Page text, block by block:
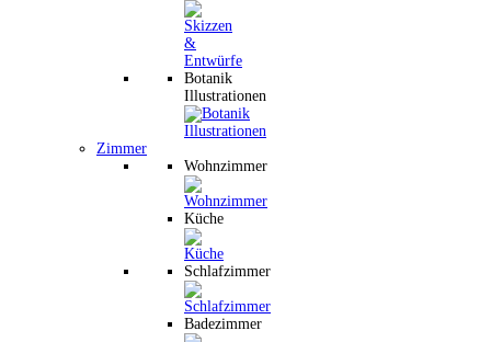
Botanik
Illustrationen
Zimmer
Wohnzimmer
Küche
Schlafzimmer
Badezimmer